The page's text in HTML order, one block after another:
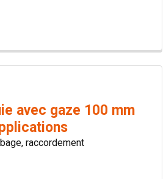
avec gaze 100 mm
raccordement